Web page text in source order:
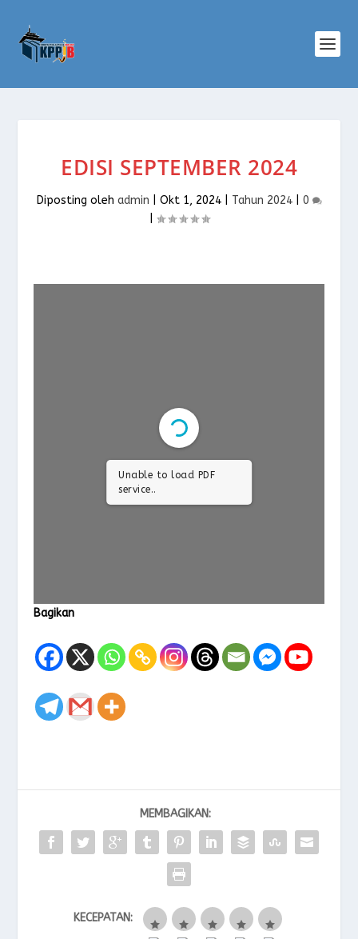
EDISI SEPTEMBER 2024
Diposting oleh admin Okt 1, 2024| Tahun 2024| 0
Unable to load PDF
service..
Bagikan
MEMBAGIKAN:
KECEPATAN: